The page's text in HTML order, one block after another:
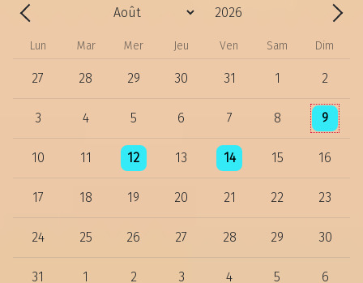
Précédent - Mois
Mois
Année
Lun Mar Mer Jeu Ven Sam Dim
27 28 29 30 31 1 2
3 4 5 6 7 8 9
Un
10 11 12
Un évènement
13 14
Un évènement
15 16
17 18 19 20 21 22 23
24 25 26 27 28 29 30
31 1 2 3 4 5 6